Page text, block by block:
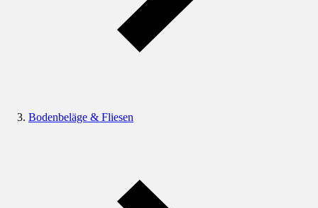
Bodenbeläge & Fliesen